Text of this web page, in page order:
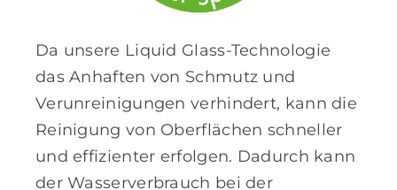
Da unsere Liquid Glass-Technologie
das Anhaften von Schmutz und
Verunreinigungen verhindert, kann die
Reinigung von Oberflächen schneller
und effizienter erfolgen. Dadurch kann
der Wasserverbrauch bei der